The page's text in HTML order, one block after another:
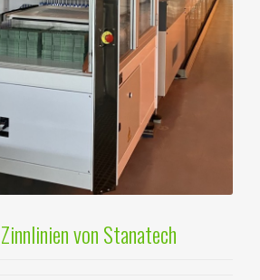
von Stanatech